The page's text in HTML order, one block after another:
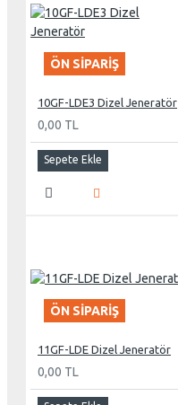
ÖN SIPARIŞ
10GF-LDE3 Dizel Jeneratör
0,00 TL
Sepete Ekle
ÖN SIPARIŞ
11GF-LDE Dizel Jeneratör
0,00 TL